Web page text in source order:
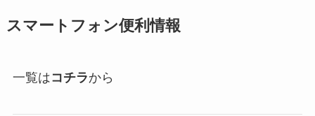
スマートフォン便利情報
一覧はコチラから